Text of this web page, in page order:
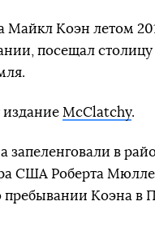
Майкл Коэн летом
посещал столицу
издание McClatchy.
запеленговали в
США Роберта
пребывании Коэна в